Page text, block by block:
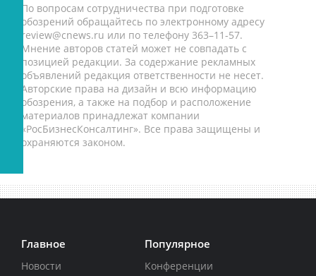
По вопросам сотрудничества при подготовке
обозрений обращайтесь по электронному адресу
review@cnews.ru или по телефону 363–11-57.
Мнение авторов статей может не совпадать с
позицией редакции. За содержание рекламных
объявлений редакция ответственности не несет.
Авторские права на дизайн и всю информацию
обозрения, а также на подбор и расположение
материалов принадлежат компании
«РосБизнесКонсалтинг». Все права защищены и
охраняются законом.
Главное
Новости
Популярное
Конференции